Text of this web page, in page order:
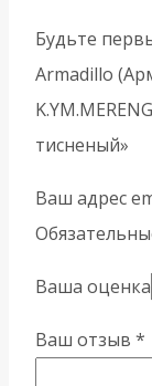
Будьте
Armadillo
тисненый»
Ваш адрес
Ваша оценка
Ваш отзыв *